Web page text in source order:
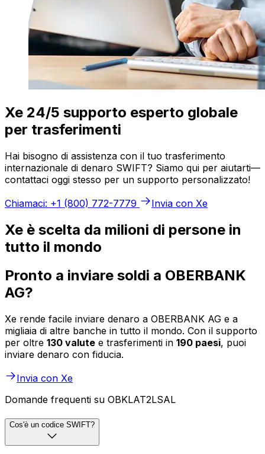
Xe 24/5 supporto esperto globale
per trasferimenti
Hai bisogno di assistenza con il tuo trasferimento
internazionale di denaro SWIFT? Siamo qui per aiutarti—
contattaci oggi stesso per un supporto personalizzato!
Chiamaci: +1 (800) 772-7779
Invia con Xe
Xe è scelta da milioni di persone in
tutto il mondo
Pronto a inviare soldi a OBERBANK
AG?
Xe rende facile inviare denaro a OBERBANK AG e a
migliaia di altre banche in tutto il mondo. Con il supporto
per oltre 130 valute e trasferimenti in 190 paesi, puoi
inviare denaro con fiducia.
Invia con Xe
Domande frequenti su OBKLAT2LSAL
Cos'è un codice SWIFT?